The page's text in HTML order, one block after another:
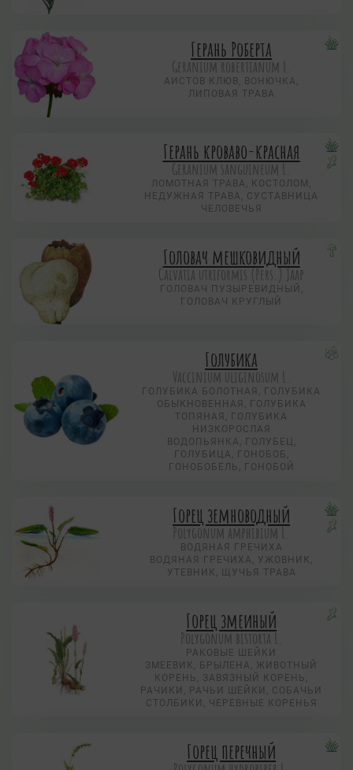
Герань Роберта
Geranium robertianum L.
АИСТОВ КЛЮВ, ВОНЮЧКА,
ЛИПОВАЯ ТРАВА
Герань кроваво-красная
Geranium sanguineum L.
ЛОМОТНАЯ ТРАВА, КОСТОЛОМ,
НЕДУЖНАЯ ТРАВА, СУСТАВНИЦА
ЧЕЛОВЕЧЬЯ
Головач мешковидный
Calvatia utriformis (Pers.) Jaap
ГОЛОВАЧ ПУЗЫРЕВИДНЫЙ,
ГОЛОВАЧ КРУГЛЫЙ
Голубика
Vaccinium uliginosum L.
ГОЛУБИКА БОЛОТНАЯ, ГОЛУБИКА
ОБЫКНОВЕННАЯ, ГОЛУБИКА
ТОПЯНАЯ, ГОЛУБИКА
НИЗКОРОСЛАЯ
ВОДОПЬЯНКА, ГОЛУБЕЦ,
ГОЛУБИЦА, ГОНОБОБ,
ГОНОБОБЕЛЬ, ГОНОБОЙ
Горец земноводный
Polygonum amphibium L.
ВОДЯНАЯ ГРЕЧИХА
ВОДЯНАЯ ГРЕЧИХА, УЖОВНИК,
УТЕВНИК, ЩУЧЬЯ ТРАВА
Горец змеиный
Polygonum bistorta L.
РАКОВЫЕ ШЕЙКИ
ЗМЕЕВИК, БРЫЛЕНА, ЖИВОТНЫЙ
КОРЕНЬ, ЗАВЯЗНЫЙ КОРЕНЬ,
РАЧИКИ, РАЧЬИ ШЕЙКИ, СОБАЧЬИ
СТОЛБИКИ, ЧЕРЕВНЫЕ КОРЕНЬЯ
Горец перечный